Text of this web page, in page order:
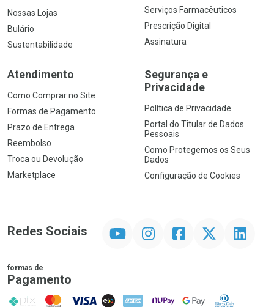
Nossas Lojas
Bulário
Sustentabilidade
Serviços Farmacêuticos
Prescrição Digital
Assinatura
Atendimento
Como Comprar no Site
Formas de Pagamento
Prazo de Entrega
Reembolso
Troca ou Devolução
Marketplace
Segurança e
Privacidade
Política de Privacidade
Portal do Titular de Dados
Pessoais
Como Protegemos os Seus
Dados
Configuração de Cookies
Redes Sociais InstagramFacebookTwitter Linkedin
formas de
Pagamento
PIX MasterCard
VISA ELO AMEX NuPay Google PayDiners Club